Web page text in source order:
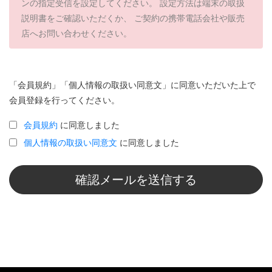
ンの指定受信を設定してください。 設定方法は端末の取扱
説明書をご確認いただくか、 ご契約の携帯電話会社や販売
店へお問い合わせください。
「会員規約」「個人情報の取扱い同意文」に同意いただいた上で
会員登録を行ってください。
会員規約 に同意しました
個人情報の取扱い同意文 に同意しました
確認メールを送信する